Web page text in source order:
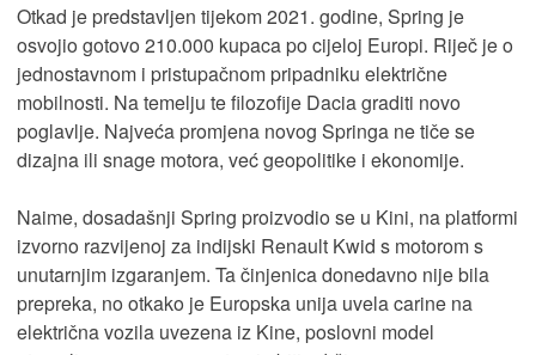
Otkad je predstavljen tijekom 2021. godine, Spring je
osvojio gotovo 210.000 kupaca po cijeloj Europi. Riječ je o
jednostavnom i pristupačnom pripadniku električne
mobilnosti. Na temelju te filozofije Dacia graditi novo
poglavlje. Najveća promjena novog Springa ne tiče se
dizajna ili snage motora, već geopolitike i ekonomije.
Naime, dosadašnji Spring proizvodio se u Kini, na platformi
izvorno razvijenoj za indijski Renault Kwid s motorom s
unutarnjim izgaranjem. Ta činjenica donedavno nije bila
prepreka, no otkako je Europska unija uvela carine na
električna vozila uvezena iz Kine, poslovni model